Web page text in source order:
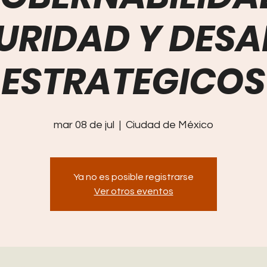
Y
ESTRATEGICOS
mar 08 de jul
  |
Ciudad de México
Ya no es posible registrarse
Ver otros eventos